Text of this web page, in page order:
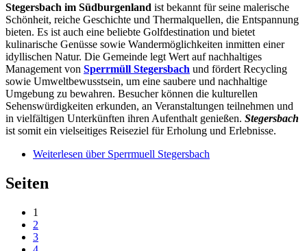
Stegersbach im Südburgenland ist bekannt für seine malerische
Schönheit, reiche Geschichte und Thermalquellen, die Entspannung
bieten. Es ist auch eine beliebte Golfdestination und bietet
kulinarische Genüsse sowie Wandermöglichkeiten inmitten einer
idyllischen Natur. Die Gemeinde legt Wert auf nachhaltiges
Management von Sperrmüll Stegersbach und fördert Recycling
sowie Umweltbewusstsein, um eine saubere und nachhaltige
Umgebung zu bewahren. Besucher können die kulturellen
Sehenswürdigkeiten erkunden, an Veranstaltungen teilnehmen und
in vielfältigen Unterkünften ihren Aufenthalt genießen. Stegersbach
ist somit ein vielseitiges Reiseziel für Erholung und Erlebnisse.
Weiterlesen über Sperrmuell Stegersbach
Seiten
1
2
3